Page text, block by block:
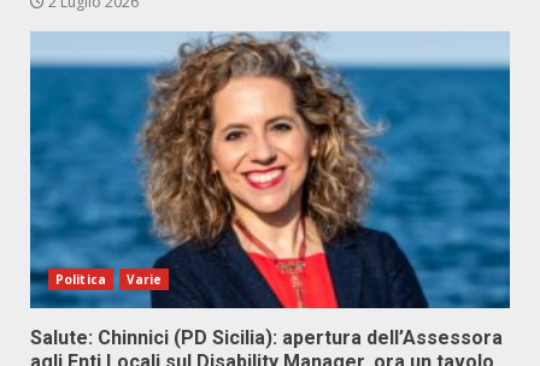
Politica Varie
Salute: Chinnici (PD Sicilia): apertura dell’Assessora